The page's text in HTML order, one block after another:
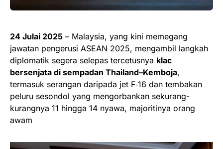
24 Julai 2025 – Malaysia, yang kini memegang
jawatan pengerusi ASEAN 2025, mengambil langkah
diplomatik segera selepas tercetusnya klac
bersenjata di sempadan Thailand–Kemboja,
termasuk serangan daripada jet F‑16 dan tembakan
peluru sesondol yang mengorbankan sekurang-
kurangnya 11 hingga 14 nyawa, majoritinya orang
awam